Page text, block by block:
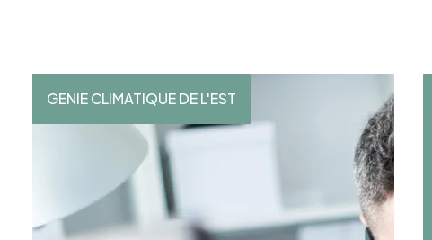
GENIE CLIMATIQUE DE L'EST